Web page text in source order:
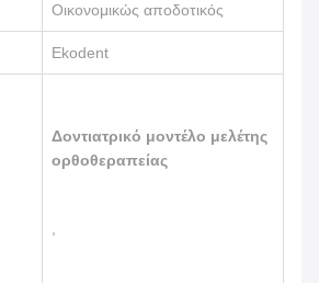
Οικονομικώς αποδοτικός
Ekodent
Δοντιατρικό μοντέλο μελέτης
ορθοθεραπείας